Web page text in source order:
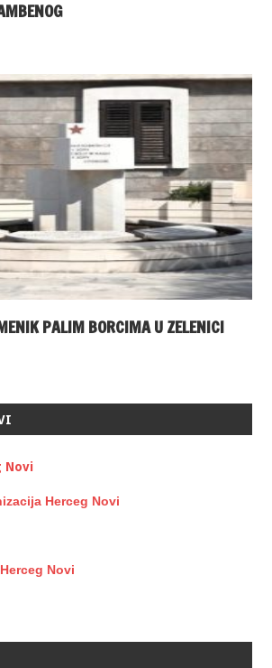
PALIM BORCIMA U ZELENICI
Novi
Herceg Novi
Novi